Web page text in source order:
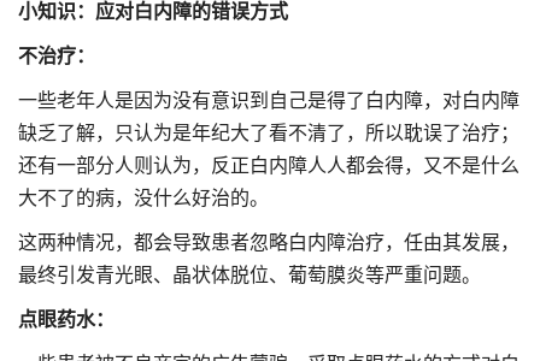
小知识：应对白内障的错误方式
不治疗：
一些老年人是因为没有意识到自己是得了白内障，对白内障
缺乏了解，只认为是年纪大了看不清了，所以耽误了治疗；
还有一部分人则认为，反正白内障人人都会得，又不是什么
大不了的病，没什么好治的。
这两种情况，都会导致患者忽略白内障治疗，任由其发展，
最终引发青光眼、晶状体脱位、葡萄膜炎等严重问题。
点眼药水：